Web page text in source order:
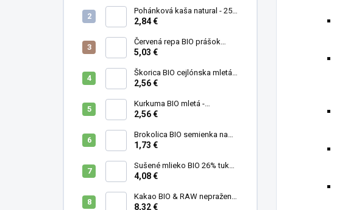
Pohánková kaša natural - 250
g
2,84 €
Červená repa BIO prášok
(cvikla) - MámeChuť
5,03 €
Škorica BIO cejlónska mletá -
MámeChuť
2,56 €
Kurkuma BIO mletá -
MámeChuť
2,56 €
Brokolica BIO semienka na
klíčenie - 10 g
1,73 €
Sušené mlieko BIO 26% tuku -
MámeChuť
4,08 €
Kakao BIO & RAW nepražené
- MámeChuť
8,32 €